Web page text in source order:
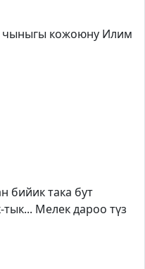
чыныгы кожоюну Илим
бийик така бут
тык... Мелек дароо түз